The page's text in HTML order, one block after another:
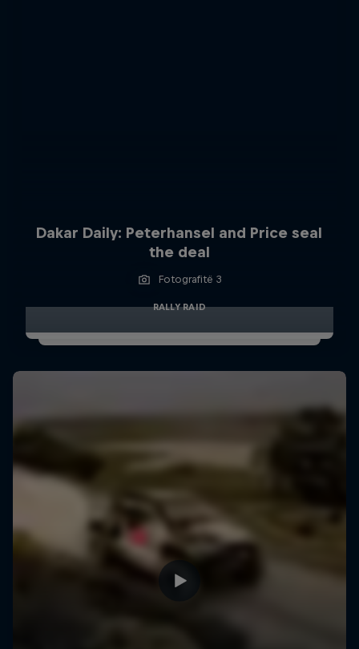
Dakar Daily: Peterhansel and Price seal
the deal
Fotografitë 3
RALLY RAID